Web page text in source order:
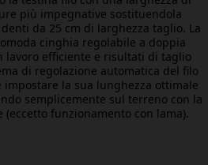
più impegnative sostituendola
da 25 cm di larghezza taglio. La
cinghia regolabile a doppia
lavoro efficiente e risultati di taglio
di regolazione automatica del filo
la sua lunghezza ottimale
semplicemente sul terreno con la
funzionamento con lama).